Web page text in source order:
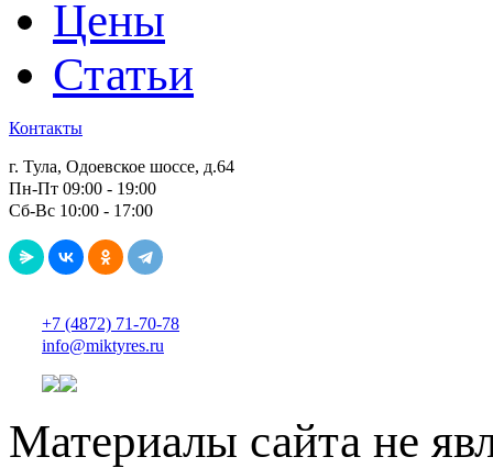
Цены
Статьи
Контакты
г. Тула, Одоевское шоссе, д.64
Пн-Пт 09:00 - 19:00
Сб-Вс 10:00 - 17:00
+7 (4872) 71-70-78
info@miktyres.ru
Материалы сайта не